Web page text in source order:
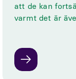
att de kan
varmt det är